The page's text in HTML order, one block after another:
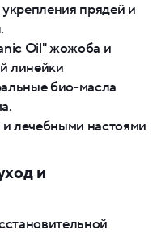
прядей и
Oil" жожоба и
линейки
био-масла
лечебными настоями
и